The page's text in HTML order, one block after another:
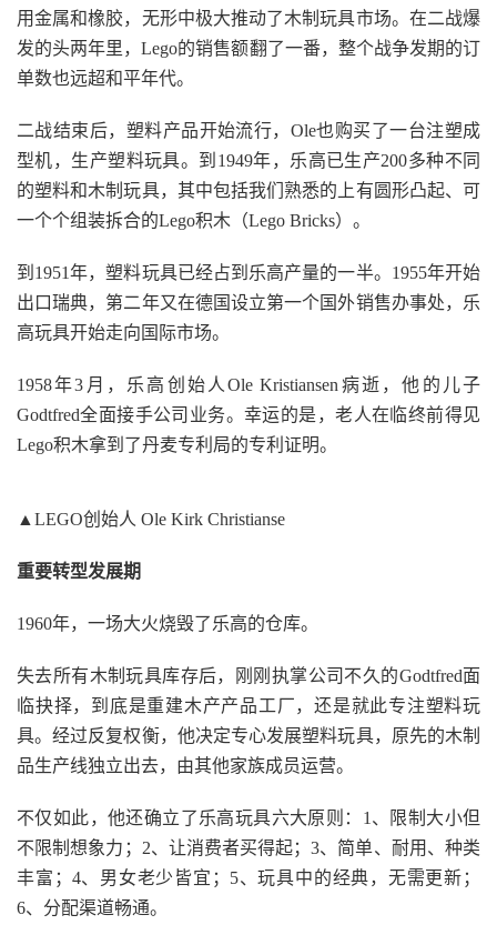
用金属和橡胶，无形中极大推动了木制玩具市场。在二战爆
发的头两年里，Lego的销售额翻了一番，整个战争发期的订
单数也远超和平年代。
二战结束后，塑料产品开始流行，Ole也购买了一台注塑成
型机，生产塑料玩具。到1949年，乐高已生产200多种不同
的塑料和木制玩具，其中包括我们熟悉的上有圆形凸起、可
一个个组装拆合的Lego积木（Lego Bricks）。
到1951年，塑料玩具已经占到乐高产量的一半。1955年开始
出口瑞典，第二年又在德国设立第一个国外销售办事处，乐
高玩具开始走向国际市场。
1958年3月，乐高创始人Ole Kristiansen病逝，他的儿子
Godtfred全面接手公司业务。幸运的是，老人在临终前得见
Lego积木拿到了丹麦专利局的专利证明。
▲LEGO创始人 Ole Kirk Christianse
重要转型发展期
1960年，一场大火烧毁了乐高的仓库。
失去所有木制玩具库存后，刚刚执掌公司不久的Godtfred面
临抉择，到底是重建木产产品工厂，还是就此专注塑料玩
具。经过反复权衡，他决定专心发展塑料玩具，原先的木制
品生产线独立出去，由其他家族成员运营。
不仅如此，他还确立了乐高玩具六大原则：1、限制大小但
不限制想象力；2、让消费者买得起；3、简单、耐用、种类
丰富；4、男女老少皆宜；5、玩具中的经典，无需更新；
6、分配渠道畅通。